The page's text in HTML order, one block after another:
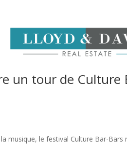
un tour de Culture
musique, le festival Culture Bar-Bars